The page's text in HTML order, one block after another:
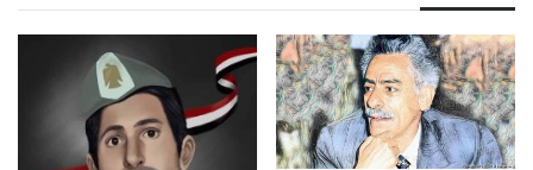
إب.
الحديدة الساحل الغربي المقاومة الوطنية
اليمن مليشيا الحوثي الارهابية